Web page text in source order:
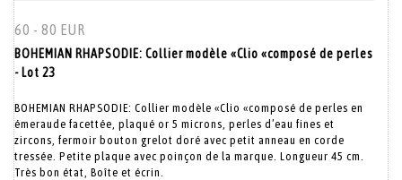
60 - 80 EUR
BOHEMIAN RHAPSODIE: Collier modèle «Clio «composé de perles
- Lot 23
BOHEMIAN RHAPSODIE: Collier modèle «Clio «composé de perles en
émeraude facettée, plaqué or 5 microns, perles d’eau fines et
zircons, fermoir bouton grelot doré avec petit anneau en corde
tressée. Petite plaque avec poinçon de la marque. Longueur 45 cm.
Très bon état, Boîte et écrin.